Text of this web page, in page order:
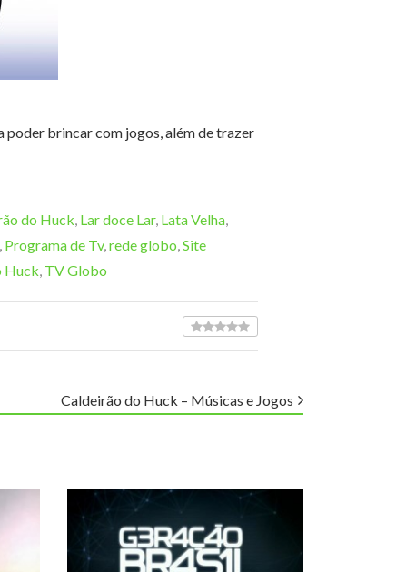
poder brincar com jogos, além de trazer
do Huck Lar doce Lar, Lata Velha
Programa de Tv, rede globo Site
Huck TV Globo
Caldeirão do Huck – Músicas e Jogos